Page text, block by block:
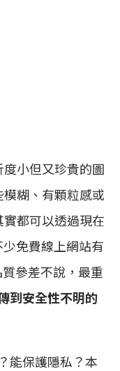
小但又珍貴的圖
糊、有顆粒感或
都可以透過現在
免費線上網站有
參差不說，最重
到安全性不明的
能保護隱私？本